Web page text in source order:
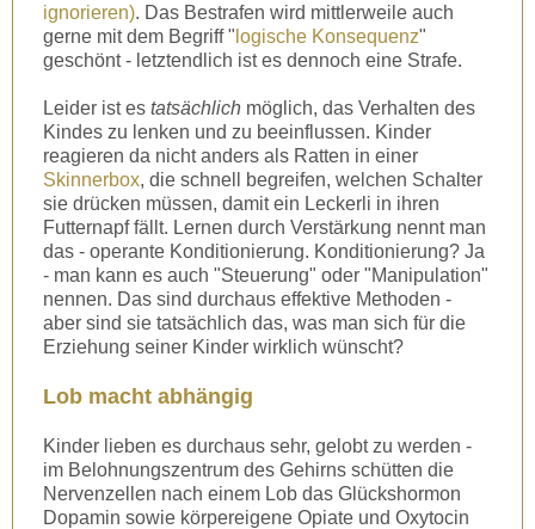
ignorieren). Das Bestrafen wird mittlerweile auch
gerne mit dem Begriff " logische Konsequenz"
geschönt - letztendlich ist es dennoch eine Strafe.
Leider ist es tatsächlich möglich, das Verhalten des
Kindes zu lenken und zu beeinflussen. Kinder
reagieren da nicht anders als Ratten in einer
Skinnerbox, die schnell begreifen, welchen Schalter
sie drücken müssen, damit ein Leckerli in ihren
Futternapf fällt. Lernen durch Verstärkung nennt man
das - operante Konditionierung. Konditionierung? Ja
- man kann es auch "Steuerung" oder "Manipulation"
nennen. Das sind durchaus effektive Methoden -
aber sind sie tatsächlich das, was man sich für die
Erziehung seiner Kinder wirklich wünscht?
Lob macht abhängig
Kinder lieben es durchaus sehr, gelobt zu werden -
im Belohnungszentrum des Gehirns schütten die
Nervenzellen nach einem Lob das Glückshormon
Dopamin sowie körpereigene Opiate und Oxytocin